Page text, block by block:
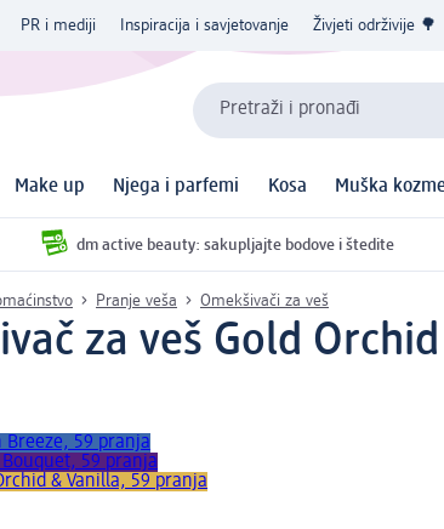
PR i mediji Inspiracija i savjetovanje Živjeti održivije 🌳
Pretraži i pronađi
Make up Njega i parfemi Kosa Muška
dm active beauty: sakupljajte bodove i štedite
Pranje veša Omekšivači za veš
za veš Gold
Breeze, 59 pranja
59 pranja
& Vanilla, 59 pranja